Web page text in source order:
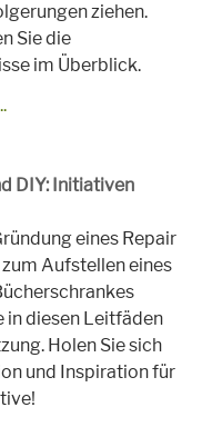
ziehen.
Sie die
im Überblick.
DIY: Initiativen
eines Repair
Aufstellen eines
in diesen Leitfäden
Holen Sie sich
und Inspiration für